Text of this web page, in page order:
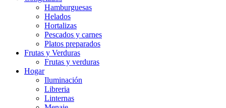
Hamburguesas
Helados
Hortalizas
Pescados y carnes
Platos preparados
Frutas y Verduras
Frutas y verduras
Hogar
Iluminación
Libreria
Linternas